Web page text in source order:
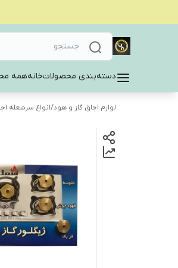
دسته‌بندی محصولاتخانههمه
لوازم اجاق گاز و هود/انواع سرشعله